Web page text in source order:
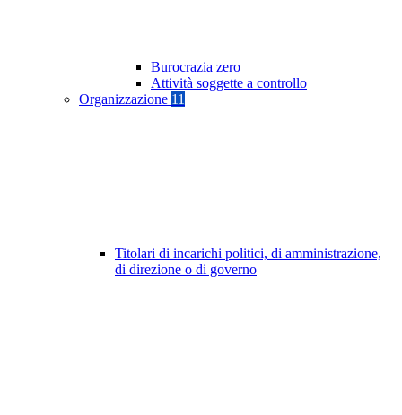
Burocrazia zero
Attività soggette a controllo
Organizzazione 11
Titolari di incarichi politici, di amministrazione,
di direzione o di governo